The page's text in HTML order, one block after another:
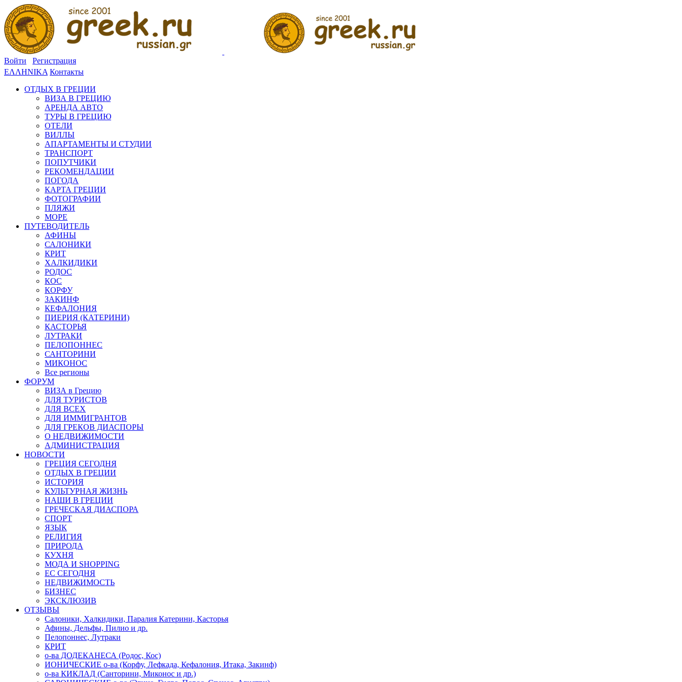
Войти
Регистрация
ΕΛΛΗΝΙΚΑ Контакты
ОТДЫХ В ГРЕЦИИ
ВИЗА В ГРЕЦИЮ
АРЕНДА АВТО
ТУРЫ В ГРЕЦИЮ
ОТЕЛИ
ВИЛЛЫ
АПАРТАМЕНТЫ И СТУДИИ
ТРАНСПОРТ
ПОПУТЧИКИ
РЕКОМЕНДАЦИИ
ПОГОДА
КАРТА ГРЕЦИИ
ФОТОГРАФИИ
ПЛЯЖИ
МОРЕ
ПУТЕВОДИТЕЛЬ
АФИНЫ
САЛОНИКИ
КРИТ
ХАЛКИДИКИ
РОДОС
КОС
КОРФУ
ЗАКИНФ
КЕФАЛОНИЯ
ПИЕРИЯ (КАТЕРИНИ)
КАСТОРЬЯ
ЛУТРАКИ
ПЕЛОПОННЕС
САНТОРИНИ
МИКОНОС
Все регионы
ФОРУМ
ВИЗА в Грецию
ДЛЯ ТУРИСТОВ
ДЛЯ ВСЕХ
ДЛЯ ИММИГРАНТОВ
ДЛЯ ГРЕКОВ ДИАСПОРЫ
О НЕДВИЖИМОСТИ
АДМИНИСТРАЦИЯ
НОВОСТИ
ГРЕЦИЯ СЕГОДНЯ
ОТДЫХ В ГРЕЦИИ
ИСТОРИЯ
КУЛЬТУРНАЯ ЖИЗНЬ
НАШИ В ГРЕЦИИ
ГРЕЧЕСКАЯ ДИАСПОРА
СПОРТ
ЯЗЫК
РЕЛИГИЯ
ПРИРОДА
КУХНЯ
МОДА И SHOPPING
ЕС СЕГОДНЯ
НЕДВИЖИМОСТЬ
БИЗНЕС
ЭКСКЛЮЗИВ
ОТЗЫВЫ
Салоники, Халкидики, Паралия Катерини, Касторья
Афины, Дельфы, Пилио и др.
Пелопоннес, Лутраки
КРИТ
о-ва ДОДЕКАНЕСА (Родос, Кос)
ИОНИЧЕСКИЕ о-ва (Корфу, Лефкада, Кефалония, Итака, Закинф)
о-ва КИКЛАД (Санторини, Миконос и др.)